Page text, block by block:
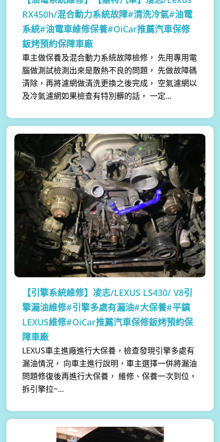
RX450h/混合動力系統故障#清洗冷氣#油電
系統#油電車維修保養#OiCar推薦汽車保修
鈑烤預約保障車廠
車主做保養及混合動力系統故障檢修， 先用專用電
腦做測試檢測出來是散熱不良的問題， 先做故障碼
清除，再將濾網做清洗更換之後完成， 空氣濾網以
及冷氣濾網如果檢查有特別髒的話， 一定...
【引擎系統維修】 凌志/LEXUS LS430/ V8引
擎漏油維修#引擎多處有漏油#大保養#平鎮
LEXUS維修#OiCar推薦汽車保修鈑烤預約保
障車廠
LEXUS車主進廠進行大保養，檢查發現引擎多處有
漏油情況， 向車主進行說明，車主選擇一併將漏油
問題修復後再進行大保養， 維修、保養一次到位，
拆引擎拉~...